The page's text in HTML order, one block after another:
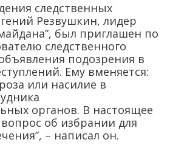
следственных
Резвушкин, лидер
был приглашен по
следственного
подозрения в
Ему вменяется:
или насилие в
органов. В настоящее
об избрании для
– написал он.